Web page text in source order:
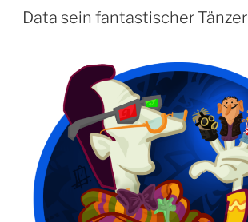
Data sein fantastischer Tänzer